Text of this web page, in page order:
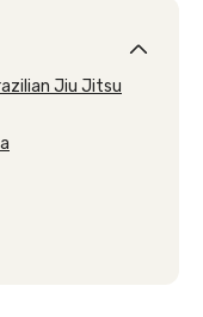
Jiu Jitsu